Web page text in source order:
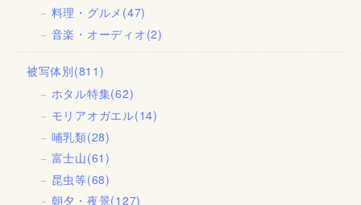
料理・グルメ (47)
音楽・オーディオ(2)
被写体別(811)
ホタル特集(62)
モリアオガエル(14)
哺乳類(28)
富士山(61)
昆虫等(68)
朝夕・夜景(127)